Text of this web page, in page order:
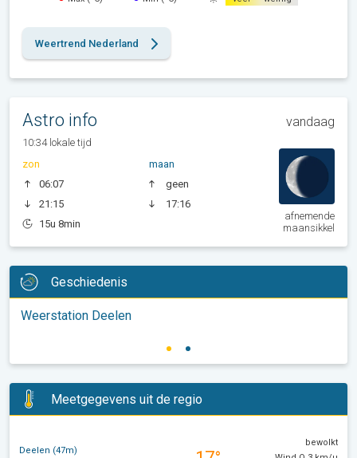
Weertrend Nederland
Astro info vandaag
10:34 lokale tijd
zon
06:07
21:15
15u 8min
maan
geen
17:16
afnemende
maansikkel
Geschiedenis
Weerstation Deelen
Meetgegevens uit de regio
Deelen (47m)
bewolkt